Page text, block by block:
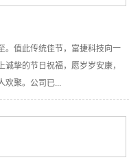
。值此传统佳节，富捷科技向一
挚的节日祝福，愿岁岁安康，
欢聚。公司已...